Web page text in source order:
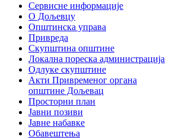
Сервисне информације
О Дољевцу
Општинска управа
Привреда
Скупштина општине
Локална пореска администрација
Одлуке скупштине
Акти Привременог органа
општине Дољевац
Просторни план
Јавни позиви
Јавне набавке
Обавештења